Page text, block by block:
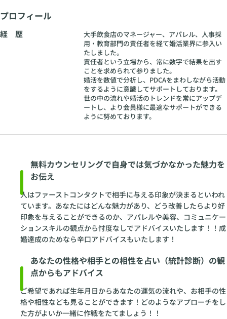
プロフィール
経 歴
大手飲食店のマネージャー、アパレル、人事採
用・教育部門の責任者を経て婚活業界に参入い
たしました。
責任者という立場から、常に数字で結果を出す
ことを求められて参りました。
婚活を数値で分析し、PDCAをまわしながら活動
をするように意識してサポートしております。
世の中の流れや婚活のトレンドを常にアップデ
ートし、より会員様に最適なサポートができる
ように努めております。
無料カウンセリングで自身では気づかなかった魅力を
お伝え
人はファーストコンタクトで相手に与える印象が決まるといわれ
ています。あなたにはどんな魅力があり、どう改善したらより好
印象を与えることができるのか、アパレルや美容、コミュニケー
ションスキルの観点から忖度なしでアドバイスいたします！！成
婚達成のためなら辛口アドバイスもいたします！
あなたの性格や相手との相性を占い（統計診断）の観
点からもアドバイス
ご希望であれば生年月日からあなたの運気の流れや、お相手の性
格や相性なども見ることができます！どのようなアプローチをし
た方がよいか一緒に作戦をたてましょう！！